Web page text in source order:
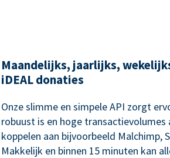
Maandelijks, jaarlijks,
iDEAL donaties
Onze slimme en simpele API zorgt
robuust is en hoge transactievolumes
koppelen aan bijvoorbeeld Malchimp,
Makkelijk en binnen 15 minuten kan